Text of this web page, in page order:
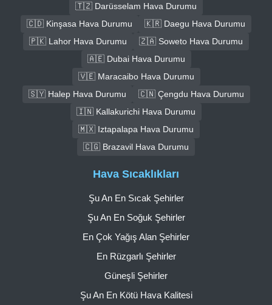
🇹🇿 Darüsselam Hava Durumu
🇨🇩 Kinşasa Hava Durumu
🇰🇷 Daegu Hava Durumu
🇵🇰 Lahor Hava Durumu
🇿🇦 Soweto Hava Durumu
🇦🇪 Dubai Hava Durumu
🇻🇪 Maracaibo Hava Durumu
🇸🇾 Halep Hava Durumu
🇨🇳 Çengdu Hava Durumu
🇮🇳 Kallakurichi Hava Durumu
🇲🇽 Iztapalapa Hava Durumu
🇨🇬 Brazavil Hava Durumu
Hava Sıcaklıkları
Şu An En Sıcak Şehirler
Şu An En Soğuk Şehirler
En Çok Yağış Alan Şehirler
En Rüzgarlı Şehirler
Güneşli Şehirler
Şu An En Kötü Hava Kalitesi